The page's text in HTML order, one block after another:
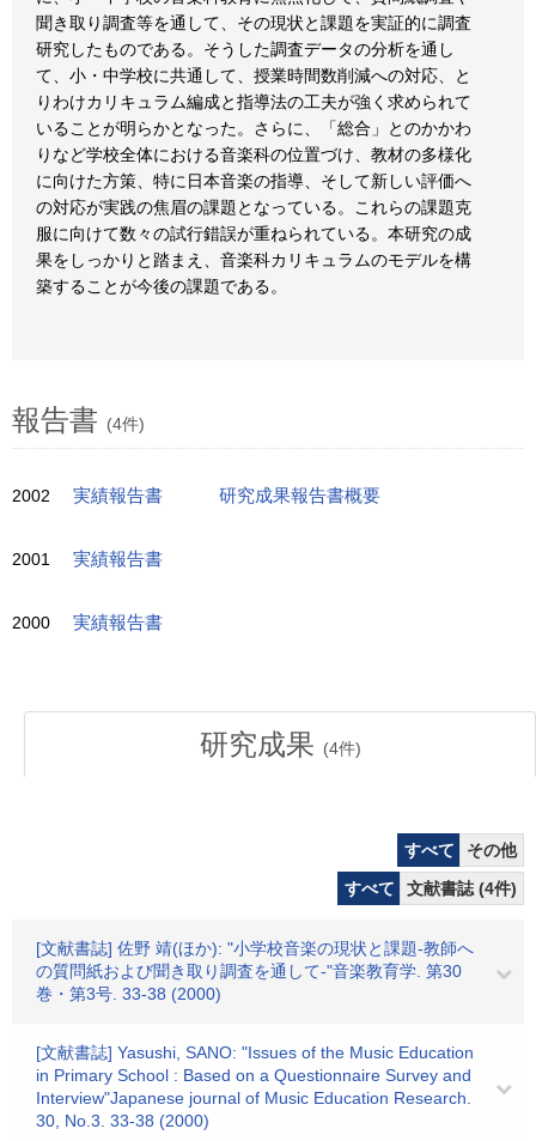
聞き取り調査等を通して、その現状と課題を実証的に調査
研究したものである。そうした調査データの分析を通し
て、小・中学校に共通して、授業時間数削減への対応、と
りわけカリキュラム編成と指導法の工夫が強く求められて
いることが明らかとなった。さらに、「総合」とのかかわ
りなど学校全体における音楽科の位置づけ、教材の多様化
に向けた方策、特に日本音楽の指導、そして新しい評価へ
の対応が実践の焦眉の課題となっている。これらの課題克
服に向けて数々の試行錯誤が重ねられている。本研究の成
果をしっかりと踏まえ、音楽科カリキュラムのモデルを構
築することが今後の課題である。
報告書 (4件)
2002 実績報告書 研究成果報告書概要
2001 実績報告書
2000 実績報告書
研究成果 (4件)
すべて
その他
すべて
文献書誌 (4件)
[文献書誌] 佐野 靖(ほか): "小学校音楽の現状と課題-教師へ
の質問紙および聞き取り調査を通して-"音楽教育学. 第30
巻・第3号. 33-38 (2000)
[文献書誌] Yasushi, SANO: "Issues of the Music Education
in Primary School : Based on a Questionnaire Survey and
Interview"Japanese journal of Music Education Research.
30, No.3. 33-38 (2000)